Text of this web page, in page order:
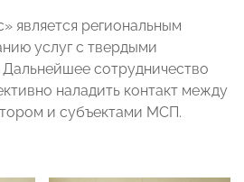
является региональным
услуг с твердыми
сотрудничество
наладить контакт между
и субъектами МСП.